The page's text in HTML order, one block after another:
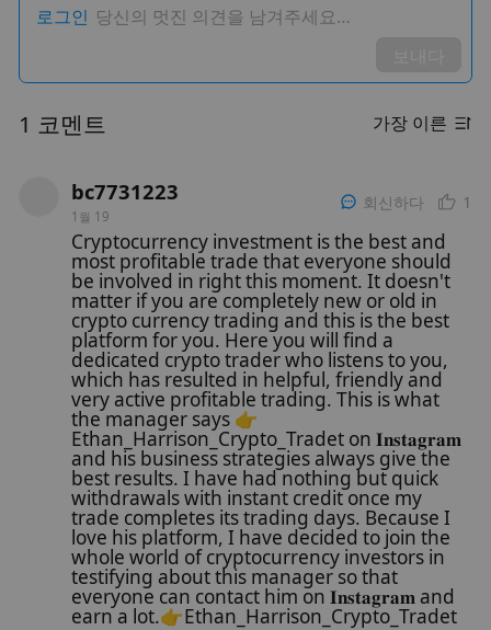
로그인 당신의 멋진 의견을 남겨주세요…
1 코멘트 가장 이른
bc7731223
1월 19
회신하다 1
Cryptocurrency investment is the best and
most profitable trade that everyone should
be involved in right this moment. It doesn't
matter if you are completely new or old in
crypto currency trading and this is the best
platform for you. Here you will find a
dedicated crypto trader who listens to you,
which has resulted in helpful, friendly and
very active profitable trading. This is what
the manager says 👉
Ethan_Harrison_Crypto_Tradet on 𝐈𝐧𝐬𝐭𝐚𝐠𝐫𝐚𝐦
and his business strategies always give the
best results. I have had nothing but quick
withdrawals with instant credit once my
trade completes its trading days. Because I
love his platform, I have decided to join the
whole world of cryptocurrency investors in
testifying about this manager so that
everyone can contact him on 𝐈𝐧𝐬𝐭𝐚𝐠𝐫𝐚𝐦 and
earn a lot.👉Ethan_Harrison_Crypto_Tradet